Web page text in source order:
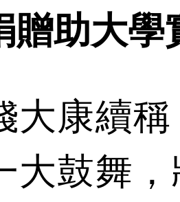
助大學
續稱
大鼓舞